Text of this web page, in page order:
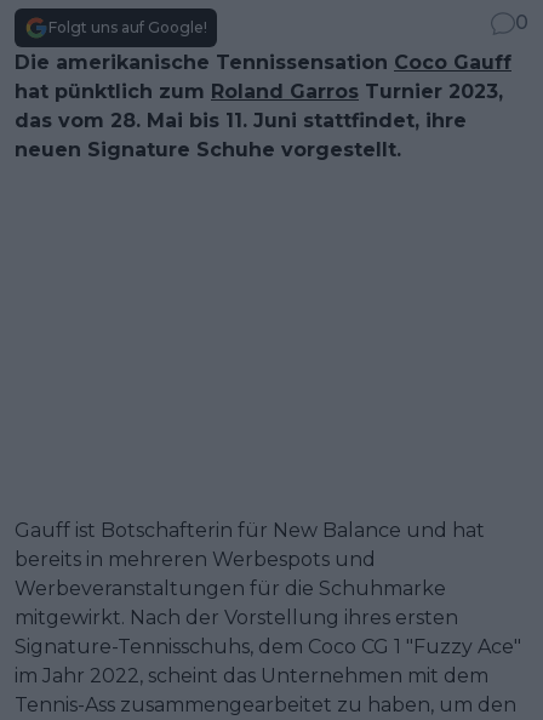
Folgt uns auf Google!
0
Die amerikanische Tennissensation Coco Gauff
hat pünktlich zum Roland Garros Turnier 2023,
das vom 28. Mai bis 11. Juni stattfindet, ihre
neuen Signature Schuhe vorgestellt.
Gauff ist Botschafterin für New Balance und hat
bereits in mehreren Werbespots und
Werbeveranstaltungen für die Schuhmarke
mitgewirkt. Nach der Vorstellung ihres ersten
Signature-Tennisschuhs, dem Coco CG 1 "Fuzzy Ace"
im Jahr 2022, scheint das Unternehmen mit dem
Tennis-Ass zusammengearbeitet zu haben, um den